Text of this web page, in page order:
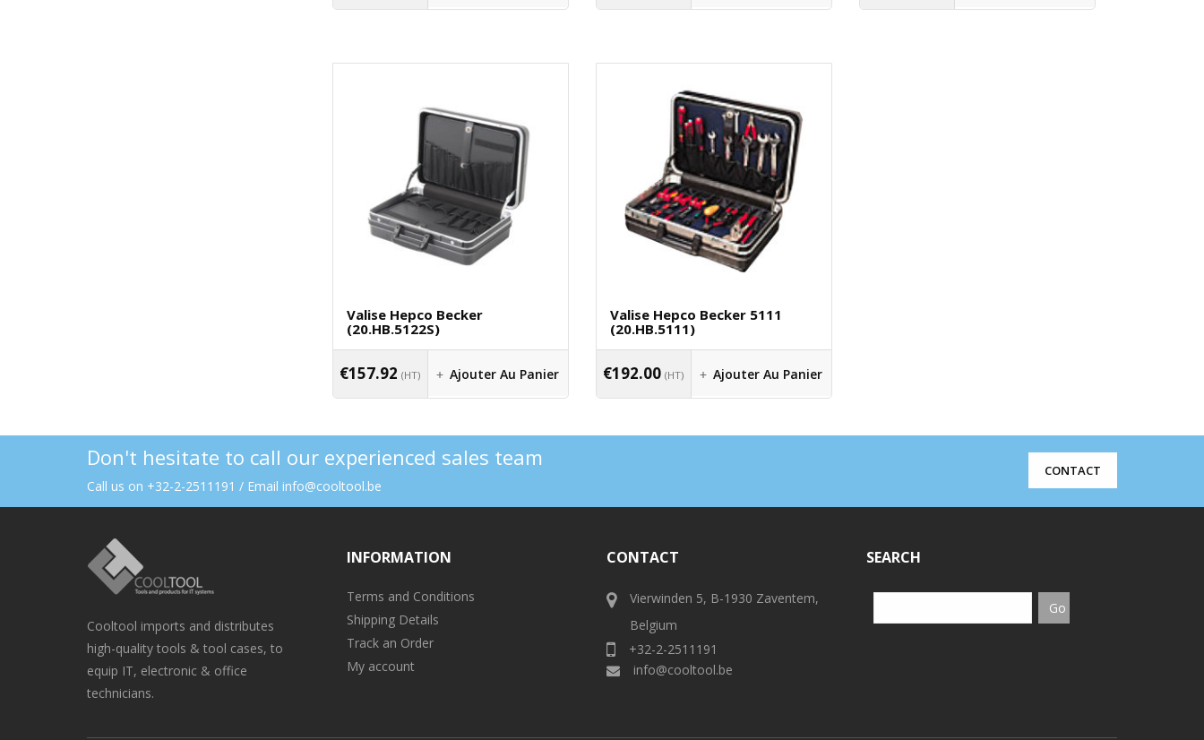
Valise Hepco Becker
(20.HB.5122S)
€157.92 (HT) Ajouter Au Panier
Valise Hepco Becker 5111
(20.HB.5111)
€192.00 (HT) Ajouter Au Panier
Don't hesitate to call our experienced sales team
Call us on +32-2-2511191 / Email info@cooltool.be
CONTACT
Cooltool imports and distributes
high-quality tools & tool cases, to
equip IT, electronic & office
technicians.
INFORMATION
Terms and Conditions
Shipping Details
Track an Order
My account
CONTACT
Vierwinden 5, B-1930 Zaventem,
Belgium
+32-2-2511191
info@cooltool.be
SEARCH